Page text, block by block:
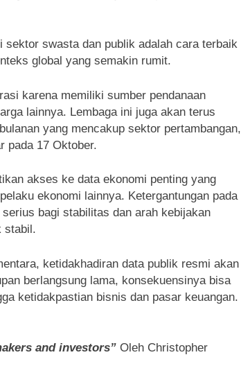
sektor swasta dan publik adalah cara terbaik
global yang semakin rumit.
karena memiliki sumber pendanaan
lainnya. Lembaga ini juga akan terus
yang mencakup sektor pertambangan,
pada 17 Oktober.
akses ke data ekonomi penting yang
ekonomi lainnya. Ketergantungan pada
bagi stabilitas dan arah kebijakan
stabil.
ketidakhadiran data publik resmi akan
berlangsung lama, konsekuensinya bisa
ketidakpastian bisnis dan pasar keuangan.
and investors” Oleh Christopher